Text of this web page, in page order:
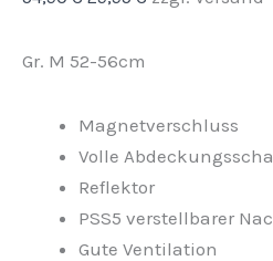
Gr. M 52-56cm
Magnetverschluss
Volle
Reflektor
PSS5 verstellbarer
Gute Ventilation